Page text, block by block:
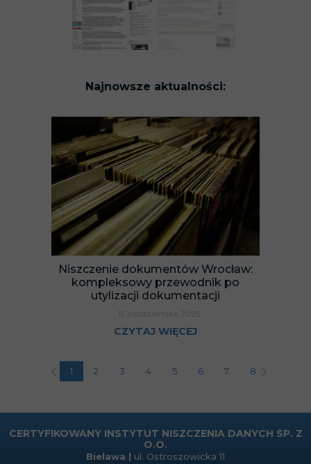
Najnowsze aktualności:
Niszczenie dokumentów Wrocław:
kompleksowy przewodnik po
utylizacji dokumentacji
15 października 2025
CZYTAJ WIĘCEJ
1 2 3 4 5 6 7 8
CERTYFIKOWANY INSTYTUT NISZCZENIA DANYCH SP. Z
O.O.
Bielawa | ul. Ostroszowicka 11